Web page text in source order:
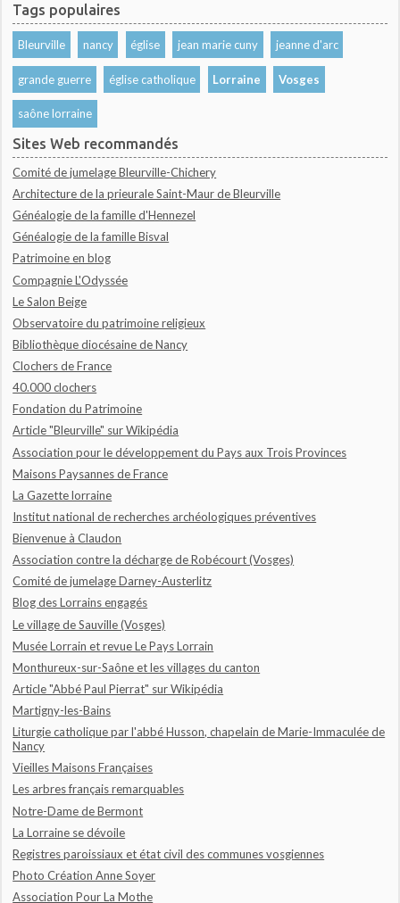
Tags populaires
Bleurville nancy église jean marie cuny jeanne d'arc
grande guerre église catholique Lorraine Vosges
saône lorraine
Sites Web recommandés
Comité de jumelage Bleurville-Chichery
Architecture de la prieurale Saint-Maur de Bleurville
Généalogie de la famille d'Hennezel
Généalogie de la famille Bisval
Patrimoine en blog
Compagnie L'Odyssée
Le Salon Beige
Observatoire du patrimoine religieux
Bibliothèque diocésaine de Nancy
Clochers de France
40.000 clochers
Fondation du Patrimoine
Article "Bleurville" sur Wikipédia
Association pour le développement du Pays aux Trois Provinces
Maisons Paysannes de France
La Gazette lorraine
Institut national de recherches archéologiques préventives
Bienvenue à Claudon
Association contre la décharge de Robécourt (Vosges)
Comité de jumelage Darney-Austerlitz
Blog des Lorrains engagés
Le village de Sauville (Vosges)
Musée Lorrain et revue Le Pays Lorrain
Monthureux-sur-Saône et les villages du canton
Article "Abbé Paul Pierrat" sur Wikipédia
Martigny-les-Bains
Liturgie catholique par l'abbé Husson, chapelain de Marie-Immaculée de
Nancy
Vieilles Maisons Françaises
Les arbres français remarquables
Notre-Dame de Bermont
La Lorraine se dévoile
Registres paroissiaux et état civil des communes vosgiennes
Photo Création Anne Soyer
Association Pour La Mothe